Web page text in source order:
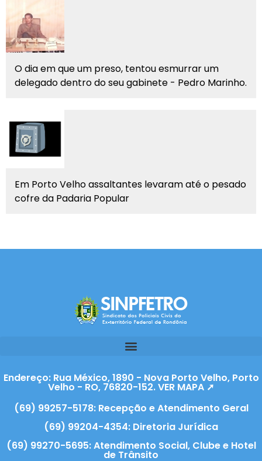
O dia em que um preso, tentou esmurrar um
delegado dentro do seu gabinete - Pedro Marinho.
Em Porto Velho assaltantes levaram até o pesado
cofre da Padaria Popular
Endereço: Rua México, 1890 - Nova Porto Velho, Porto
Velho - RO, 76820-152. VER MAPA ➚
(69) 99257-5178: Recepção e Atendimento Geral
(69) 99204-4354: Diretoria Jurídica
(69) 99270-5695: Atendimento Social, Clube e Hotel
de Trânsito